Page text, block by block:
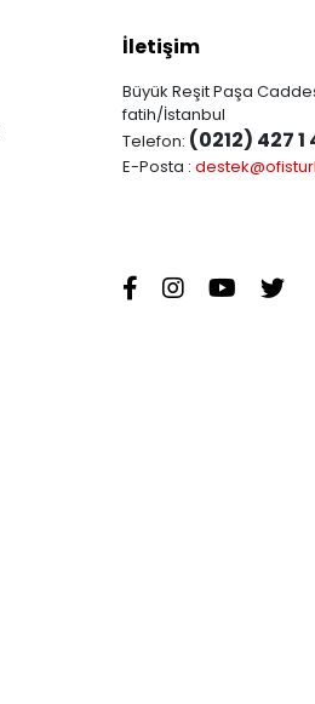
İletişim
Büyük Reşit Paşa
fatih/İstanbul
Telefon: (0212) 427 1
E-Posta :